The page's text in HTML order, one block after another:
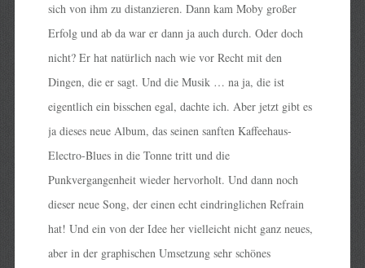
sich von ihm zu distanzieren. Dann kam Moby großer
Erfolg und ab da war er dann ja auch durch. Oder doch
nicht? Er hat natürlich nach wie vor Recht mit den
Dingen, die er sagt. Und die Musik … na ja, die ist
eigentlich ein bisschen egal, dachte ich. Aber jetzt gibt es
ja dieses neue Album, das seinen sanften Kaffeehaus-
Electro-Blues in die Tonne tritt und die
Punkvergangenheit wieder hervorholt. Und dann noch
dieser neue Song, der einen echt eindringlichen Refrain
hat! Und ein von der Idee her vielleicht nicht ganz neues,
aber in der graphischen Umsetzung sehr schönes